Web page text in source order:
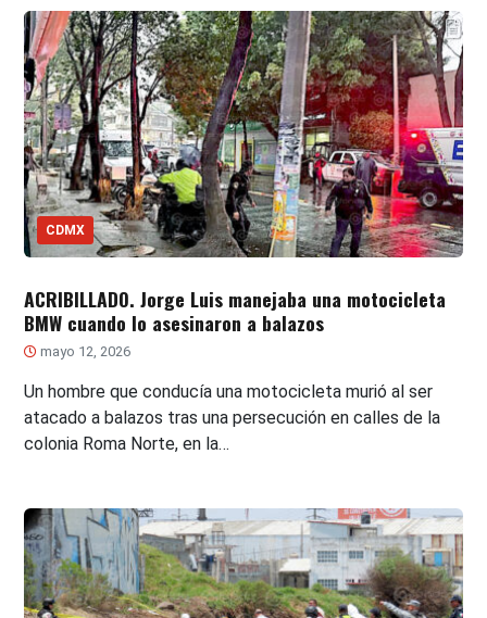
CDMX
ACRIBILLADO. Jorge Luis manejaba una motocicleta
BMW cuando lo asesinaron a balazos
mayo 12, 2026
Un hombre que conducía una motocicleta murió al ser
atacado a balazos tras una persecución en calles de la
colonia Roma Norte, en la…